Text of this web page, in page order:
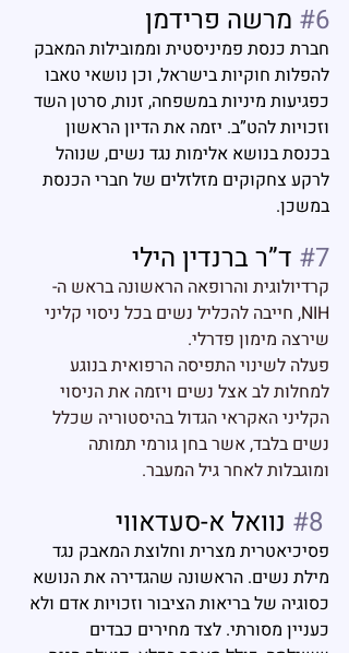
#6 מרשה פרידמן
חברת כנסת פמיניסטית וממובילות המאבק
להפלות חוקיות בישראל, וכן נושאי טאבו
כפגיעות מיניות במשפחה, זנות, סרטן השד
וזכויות להט”ב. יזמה את הדיון הראשון
בכנסת בנושא אלימות נגד נשים, שנוהל
לרקע צחקוקים מזלזלים של חברי הכנסת
במשכן.
#7 ד”ר ברנדין הילי
קרדיולוגית והרופאה הראשונה בראש ה-
NIH, חייבה להכליל נשים בכל ניסוי קליני
שירצה מימון פדרלי.
פעלה לשינוי התפיסה הרפואית בנוגע
למחלות לב אצל נשים ויזמה את הניסוי
הקליני האקראי הגדול בהיסטוריה שכלל
נשים בלבד, אשר בחן גורמי תמותה
ומוגבלות לאחר גיל המעבר.
#8 נוואל א-סעדאווי
פסיכיאטרית מצרית וחלוצת המאבק נגד
מילת נשים. הראשונה שהגדירה את הנושא
כסוגיה של בריאות הציבור וזכויות אדם ולא
כעניין מסורתי. לצד מחירים כבדים